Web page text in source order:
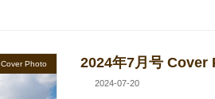
Cover Photo 2024年7月号 Cover
2024-07-20